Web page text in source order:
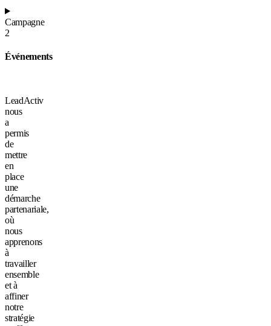
Campagne
2
Événements
LeadActiv
nous
a
permis
de
mettre
en
place
une
démarche
partenariale,
où
nous
apprenons
à
travailler
ensemble
et à
affiner
notre
stratégie